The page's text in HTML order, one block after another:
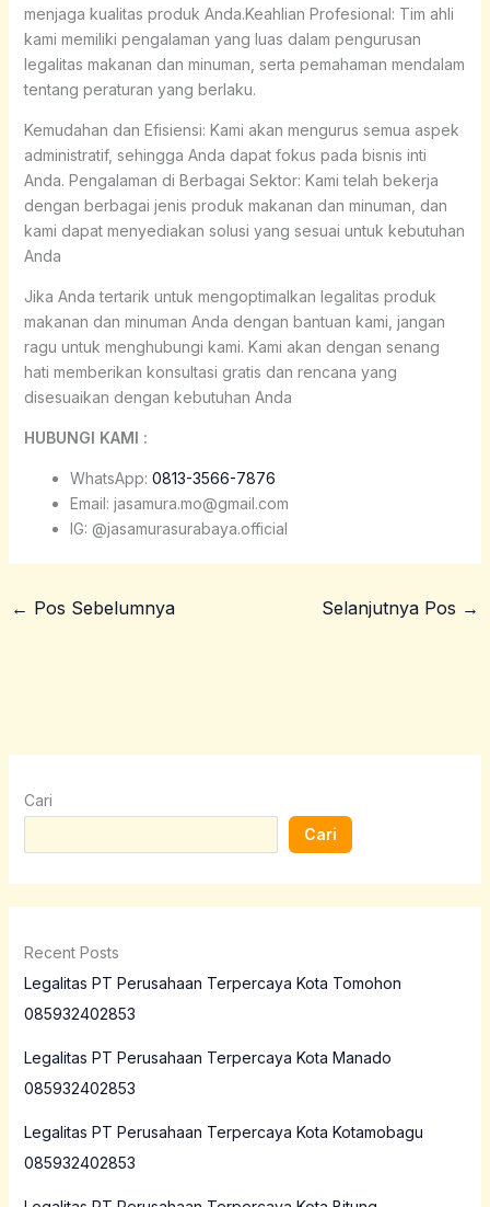
menjaga kualitas produk Anda.Keahlian Profesional: Tim ahli
kami memiliki pengalaman yang luas dalam pengurusan
legalitas makanan dan minuman, serta pemahaman mendalam
tentang peraturan yang berlaku.
Kemudahan dan Efisiensi: Kami akan mengurus semua aspek
administratif, sehingga Anda dapat fokus pada bisnis inti
Anda. Pengalaman di Berbagai Sektor: Kami telah bekerja
dengan berbagai jenis produk makanan dan minuman, dan
kami dapat menyediakan solusi yang sesuai untuk kebutuhan
Anda
Jika Anda tertarik untuk mengoptimalkan legalitas produk
makanan dan minuman Anda dengan bantuan kami, jangan
ragu untuk menghubungi kami. Kami akan dengan senang
hati memberikan konsultasi gratis dan rencana yang
disesuaikan dengan kebutuhan Anda
HUBUNGI KAMI :
WhatsApp: 0813-3566-7876
Email: jasamura.mo@gmail.com
IG: @jasamurasurabaya.official
← Pos Sebelumnya Selanjutnya Pos →
Cari
Cari
Recent Posts
Legalitas PT Perusahaan Terpercaya Kota Tomohon
085932402853
Legalitas PT Perusahaan Terpercaya Kota Manado
085932402853
Legalitas PT Perusahaan Terpercaya Kota Kotamobagu
085932402853